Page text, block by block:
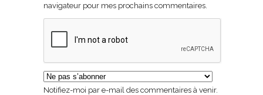
navigateur pour mes prochains commentaires.
Notifiez-moi par e-mail des commentaires à venir.